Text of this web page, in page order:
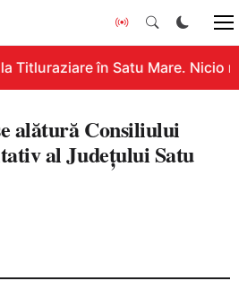
Titluraziare în Satu Mare. Nicio
alătură Consiliului
al Județului Satu